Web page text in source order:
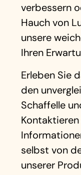
verbessern
Hauch von
unsere
Ihren
Erleben Sie
den
Schaffelle
selbst von
unserer